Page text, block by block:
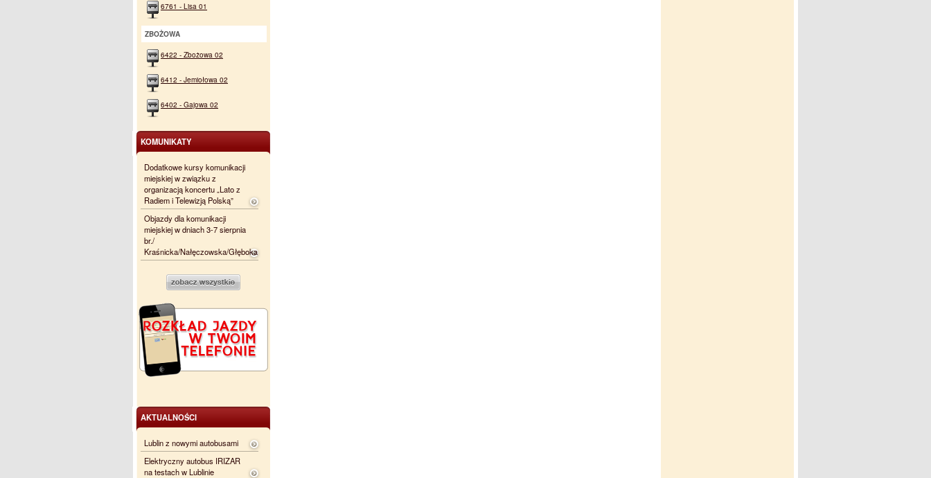
6761 - Lisa 01
ZBOŻOWA
6422 - Zbożowa 02
6412 - Jemiołowa 02
6402 - Gajowa 02
KOMUNIKATY
Dodatkowe kursy komunikacji
miejskiej w związku z
organizacją koncertu „Lato z
Radiem i Telewizją Polską”
Objazdy dla komunikacji
miejskiej w dniach 3-7 sierpnia
br./
Kraśnicka/Nałęczowska/Głęboka
AKTUALNOŚCI
Lublin z nowymi autobusami
Elektryczny autobus IRIZAR
na testach w Lublinie